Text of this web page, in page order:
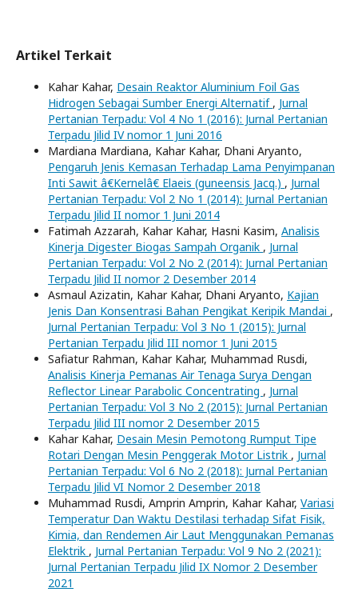
Artikel Terkait
Kahar Kahar, Desain Reaktor Aluminium Foil Gas
Hidrogen Sebagai Sumber Energi Alternatif , Jurnal
Pertanian Terpadu: Vol 4 No 1 (2016): Jurnal Pertanian
Terpadu Jilid IV nomor 1 Juni 2016
Mardiana Mardiana, Kahar Kahar, Dhani Aryanto,
Pengaruh Jenis Kemasan Terhadap Lama Penyimpanan
Inti Sawit â€Kernelâ€ Elaeis (guneensis Jacq.) , Jurnal
Pertanian Terpadu: Vol 2 No 1 (2014): Jurnal Pertanian
Terpadu Jilid II nomor 1 Juni 2014
Fatimah Azzarah, Kahar Kahar, Hasni Kasim, Analisis
Kinerja Digester Biogas Sampah Organik , Jurnal
Pertanian Terpadu: Vol 2 No 2 (2014): Jurnal Pertanian
Terpadu Jilid II nomor 2 Desember 2014
Asmaul Azizatin, Kahar Kahar, Dhani Aryanto, Kajian
Jenis Dan Konsentrasi Bahan Pengikat Keripik Mandai ,
Jurnal Pertanian Terpadu: Vol 3 No 1 (2015): Jurnal
Pertanian Terpadu Jilid III nomor 1 Juni 2015
Safiatur Rahman, Kahar Kahar, Muhammad Rusdi,
Analisis Kinerja Pemanas Air Tenaga Surya Dengan
Reflector Linear Parabolic Concentrating , Jurnal
Pertanian Terpadu: Vol 3 No 2 (2015): Jurnal Pertanian
Terpadu Jilid III nomor 2 Desember 2015
Kahar Kahar, Desain Mesin Pemotong Rumput Tipe
Rotari Dengan Mesin Penggerak Motor Listrik , Jurnal
Pertanian Terpadu: Vol 6 No 2 (2018): Jurnal Pertanian
Terpadu Jilid VI Nomor 2 Desember 2018
Muhammad Rusdi, Amprin Amprin, Kahar Kahar, Variasi
Temperatur Dan Waktu Destilasi terhadap Sifat Fisik,
Kimia, dan Rendemen Air Laut Menggunakan Pemanas
Elektrik , Jurnal Pertanian Terpadu: Vol 9 No 2 (2021):
Jurnal Pertanian Terpadu Jilid IX Nomor 2 Desember
2021